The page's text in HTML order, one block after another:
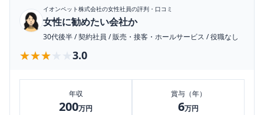
イオンペット株式会社の女性社員の評判・口コミ
女性に勧めたい会社か
30代後半/契約社員 /販売・接客・ホールサービス /役職なし
★★★★★
★★★★★ 3.0
年収
200万円
賞与（年）
6万円